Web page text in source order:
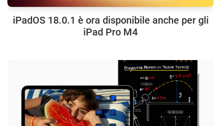
iPadOS 18.0.1 è ora disponibile anche per gli
iPad Pro M4